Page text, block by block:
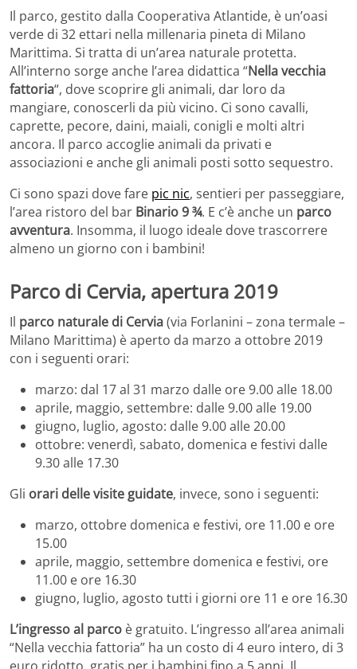
Il parco, gestito dalla Cooperativa Atlantide, è un’oasi
verde di 32 ettari nella millenaria pineta di Milano
Marittima. Si tratta di un’area naturale protetta.
All’interno sorge anche l’area didattica “Nella vecchia
fattoria“, dove scoprire gli animali, dar loro da
mangiare, conoscerli da più vicino. Ci sono cavalli,
caprette, pecore, daini, maiali, conigli e molti altri
ancora. Il parco accoglie animali da privati e
associazioni e anche gli animali posti sotto sequestro.
Ci sono spazi dove fare pic nic, sentieri per passeggiare,
l’area ristoro del bar Binario 9 ¾. E c’è anche un parco
avventura. Insomma, il luogo ideale dove trascorrere
almeno un giorno con i bambini!
Parco di Cervia, apertura 2019
Il parco naturale di Cervia(via Forlanini – zona termale –
Milano Marittima) è aperto da marzo a ottobre 2019
con i seguenti orari:
marzo: dal 17 al 31 marzo dalle ore 9.00 alle 18.00
aprile, maggio, settembre: dalle 9.00 alle 19.00
giugno, luglio, agosto: dalle 9.00 alle 20.00
ottobre: venerdì, sabato, domenica e festivi dalle
9.30 alle 17.30
Gli orari delle visite guidate, invece, sono i seguenti:
marzo, ottobre domenica e festivi, ore 11.00 e ore
15.00
aprile, maggio, settembre domenica e festivi, ore
11.00 e ore 16.30
giugno, luglio, agosto tutti i giorni ore 11 e ore 16.30
L’ingresso al parco è gratuito. L’ingresso all’area animali
“Nella vecchia fattoria” ha un costo di 4 euro intero, di 3
euro ridotto, gratis per i bambini fino a 5 anni. Il